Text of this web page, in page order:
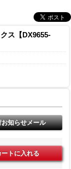
ス【DX9655-